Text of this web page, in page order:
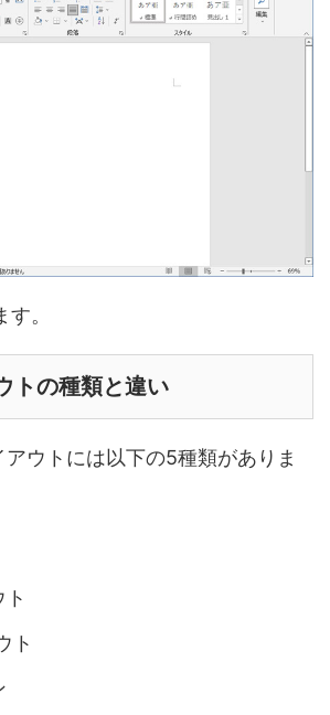
。
トの種類と違い
ウトには以下の5種類がありま
ト